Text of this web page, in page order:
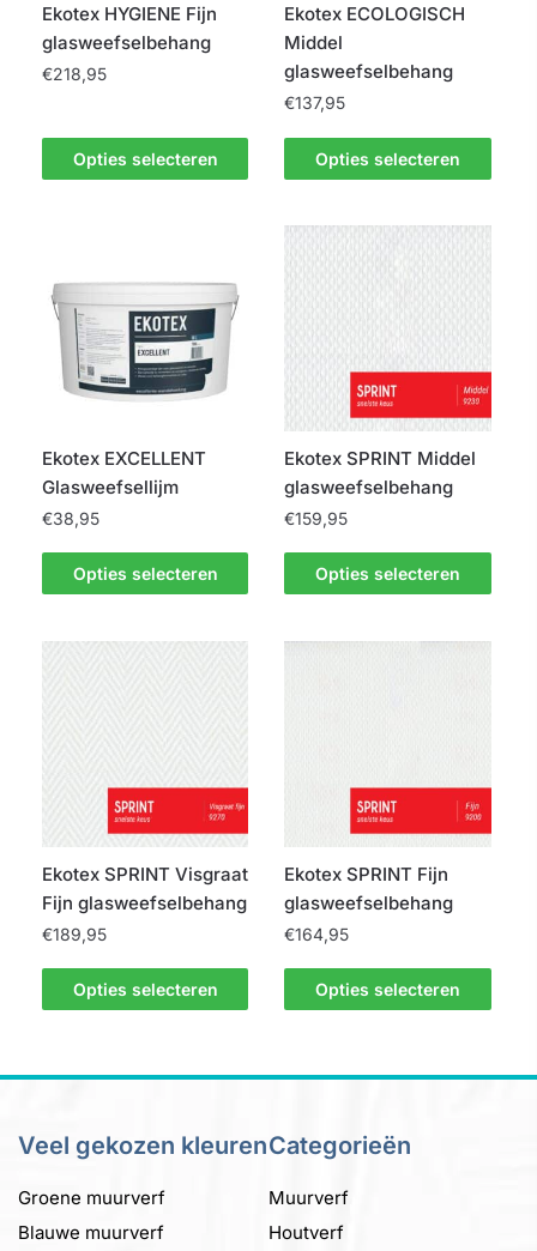
Ekotex HYGIENE Fijn
glasweefselbehang
€218,95
Opties selecteren
product
heeft
optie
kan
gekozen
worden
productpagina
Ekotex ECOLOGISCH
Middel
glasweefselbehang
€137,95
Opties selecteren
Dit
product
meerdere
variaties.
kan
gekozen
worden
op
de
productpagina
Ekotex EXCELLENT
Glasweefsellijm
€38,95
Opties selecteren
product
meerdere
gekozen
op
de
productpagina
Ekotex SPRINT Middel
glasweefselbehang
€159,95
Opties selecteren
product
meerdere
gekozen
op
de
productpagina
Ekotex SPRINT Visgraat
Fijn glasweefselbehang
€189,95
Opties selecteren
product
optie
gekozen
worden
Ekotex SPRINT Fijn
glasweefselbehang
€164,95
Opties selecteren
product
optie
gekozen
worden
Veel gekozen kleuren
Groene muurverf
Blauwe muurverf
Categorieën
Muurverf
Houtverf